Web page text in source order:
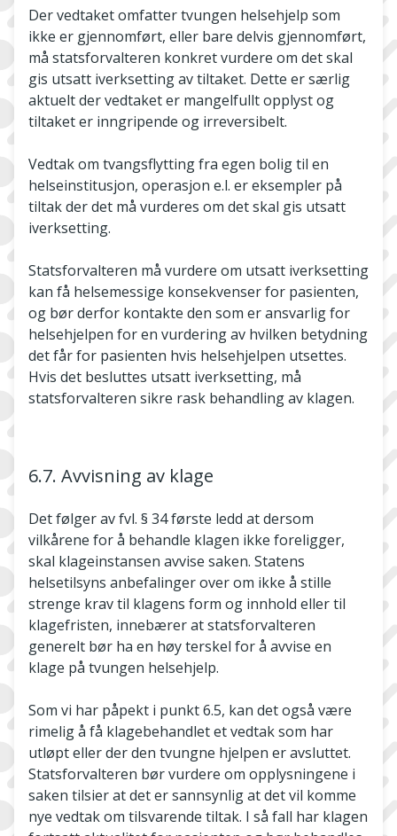
Der vedtaket omfatter tvungen helsehjelp som
ikke er gjennomført, eller bare delvis gjennomført,
må statsforvalteren konkret vurdere om det skal
gis utsatt iverksetting av tiltaket. Dette er særlig
aktuelt der vedtaket er mangelfullt opplyst og
tiltaket er inngripende og irreversibelt.
Vedtak om tvangsflytting fra egen bolig til en
helseinstitusjon, operasjon e.l. er eksempler på
tiltak der det må vurderes om det skal gis utsatt
iverksetting.
Statsforvalteren må vurdere om utsatt iverksetting
kan få helsemessige konsekvenser for pasienten,
og bør derfor kontakte den som er ansvarlig for
helsehjelpen for en vurdering av hvilken betydning
det får for pasienten hvis helsehjelpen utsettes.
Hvis det besluttes utsatt iverksetting, må
statsforvalteren sikre rask behandling av klagen.
6.7. Avvisning av klage
Det følger av fvl. § 34 første ledd at dersom
vilkårene for å behandle klagen ikke foreligger,
skal klageinstansen avvise saken. Statens
helsetilsyns anbefalinger over om ikke å stille
strenge krav til klagens form og innhold eller til
klagefristen, innebærer at statsforvalteren
generelt bør ha en høy terskel for å avvise en
klage på tvungen helsehjelp.
Som vi har påpekt i punkt 6.5, kan det også være
rimelig å få klagebehandlet et vedtak som har
utløpt eller der den tvungne hjelpen er avsluttet.
Statsforvalteren bør vurdere om opplysningene i
saken tilsier at det er sannsynlig at det vil komme
nye vedtak om tilsvarende tiltak. I så fall har klagen